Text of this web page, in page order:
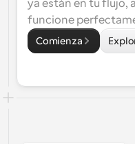
ya están en tu flujo,
funcione
Comienza